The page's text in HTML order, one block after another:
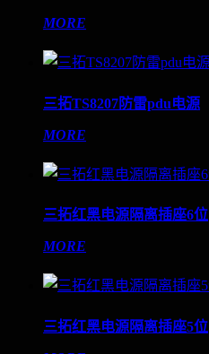
MORE
三拓TS8207防雷pdu电源
MORE
三拓红黑电源隔离插座6位
MORE
三拓红黑电源隔离插座5位